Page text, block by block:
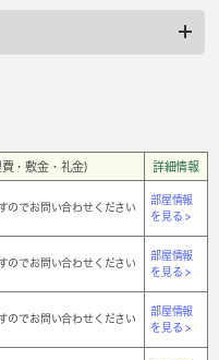
費・敷金・礼金) 詳細情報
のでお問い合わせください
部屋情報
を見る >
のでお問い合わせください
部屋情報
を見る >
のでお問い合わせください
部屋情報
を見る >